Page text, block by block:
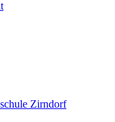
Zirndorf